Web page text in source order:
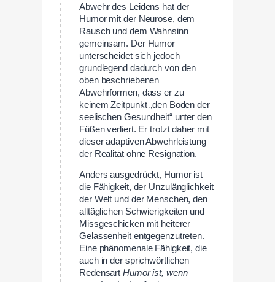
Abwehr des Leidens hat der
Humor mit der Neurose, dem
Rausch und dem Wahnsinn
gemeinsam. Der Humor
unterscheidet sich jedoch
grundlegend dadurch von den
oben beschriebenen
Abwehrformen, dass er zu
keinem Zeitpunkt „den Boden der
seelischen Gesundheit“ unter den
Füßen verliert. Er trotzt daher mit
dieser adaptiven Abwehrleistung
der Realität ohne Resignation.
Anders ausgedrückt, Humor ist
die Fähigkeit, der Unzulänglichkeit
der Welt und der Menschen, den
alltäglichen Schwierigkeiten und
Missgeschicken mit heiterer
Gelassenheit entgegenzutreten.
Eine phänomenale Fähigkeit, die
auch in der sprichwörtlichen
RedensartHumor ist, wenn